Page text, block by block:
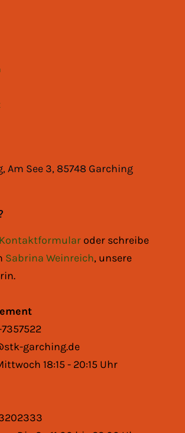
Am See 3, 85748 Garching
Kontaktformular oder schreibe
Sabrina Weinreich, unsere
garching.de
18:15 - 20:15 Uhr